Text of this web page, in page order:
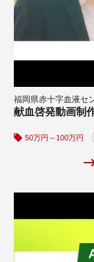
福岡県赤十字血液セ
献血啓発動画制
50万円～100万円
株式会社ツナググル
①求人サービス